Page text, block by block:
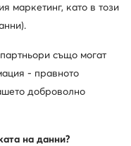
маркетинг, като в този
също могат
- правното
доброволно
на данни?